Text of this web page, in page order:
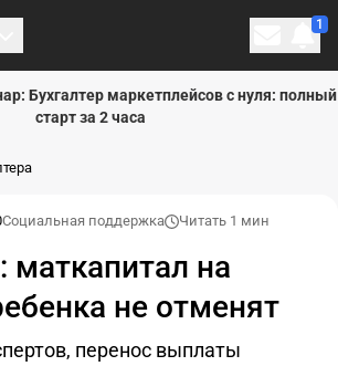
1
Бухгалтер маркетплейсов с нуля: полный
старт за 2 часа
Социальная поддержка Читать 1 мин
маткапитал на
не отменят
перенос выплаты